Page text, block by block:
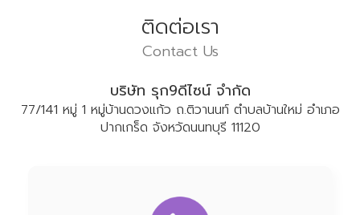
ติดต่อเรา
Contact Us
บริษัท รุก9ดีไซน์ จำกัด
77/141 หมู่ 1 หมู่บ้านดวงแก้ว ถ.ติวานนท์ ตำบลบ้านใหม่ อำเภอ
ปากเกร็ด จังหวัดนนทบุรี 11120